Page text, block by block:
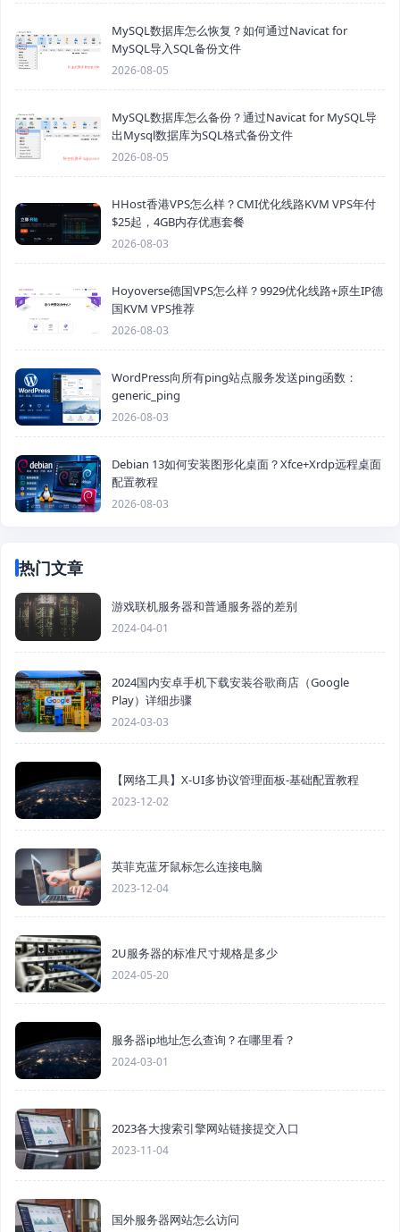
MySQL数据库怎么恢复？如何通过Navicat for
MySQL导入SQL备份文件
2026-08-05
MySQL数据库怎么备份？通过Navicat for MySQL导
出Mysql数据库为SQL格式备份文件
2026-08-05
HHost香港VPS怎么样？CMI优化线路KVM VPS年付
$25起，4GB内存优惠套餐
2026-08-03
Hoyoverse德国VPS怎么样？9929优化线路+原生IP德
国KVM VPS推荐
2026-08-03
WordPress向所有ping站点服务发送ping函数：
generic_ping
2026-08-03
Debian 13如何安装图形化桌面？Xfce+Xrdp远程桌面
配置教程
2026-08-03
热门文章
游戏联机服务器和普通服务器的差别
2024-04-01
2024国内安卓手机下载安装谷歌商店（Google
Play）详细步骤
2024-03-03
【网络工具】X-UI多协议管理面板-基础配置教程
2023-12-02
英菲克蓝牙鼠标怎么连接电脑
2023-12-04
2U服务器的标准尺寸规格是多少
2024-05-20
服务器ip地址怎么查询？在哪里看？
2024-03-01
2023各大搜索引擎网站链接提交入口
2023-11-04
国外服务器网站怎么访问